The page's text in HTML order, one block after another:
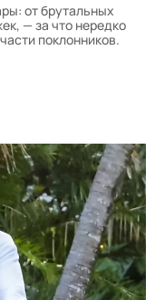
от брутальных
— за что нередко
поклонников.